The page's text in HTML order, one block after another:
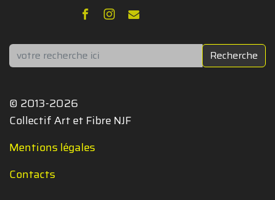
Rechercher Recherche
© 2013-2026
Collectif Art et Fibre NJF
Mentions légales
Contacts